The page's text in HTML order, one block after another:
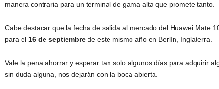
manera contraria para un terminal de gama alta que promete tanto.
Cabe destacar que la fecha de salida al mercado del Huawei Mate
para el 16 de septiembre de este mismo año en Berlín, Inglaterra.
Vale la pena ahorrar y esperar tan solo algunos días para adquirir
sin duda alguna, nos dejarán con la boca abierta.